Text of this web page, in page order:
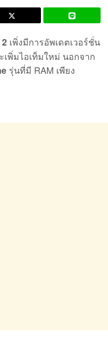
เพิ่งมีการอัพเดตเวอร์ชั่น
เพิ่มไอเท็มใหม่ นอกจาก
รุ่นที่มี RAM เพียง